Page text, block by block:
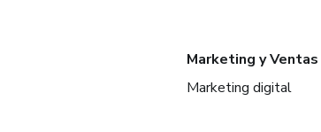
Marketing y Ventas
Marketing digital